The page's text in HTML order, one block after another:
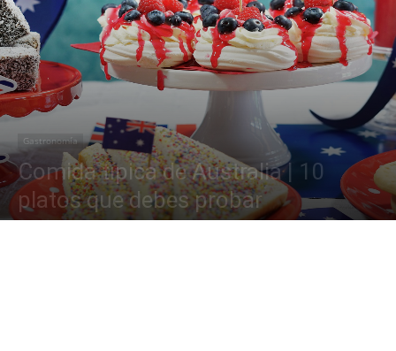
Gastronomía
Comida típica de Australia | 10
platos que debes probar